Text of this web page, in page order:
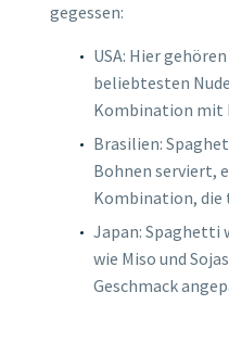
gegessen:
USA: Hier
beliebtesten
Kombination mit
Brasilien:
Bohnen serviert,
Kombination, die
Japan: Spaghetti
wie Miso und
Geschmack